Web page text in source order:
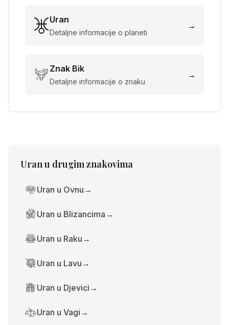
Uran
Detaljne informacije o planeti
→
Znak Bik
Detaljne informacije o znaku
→
Uranu drugim znakovima
Uran u Ovnu →
Uran u Blizancima →
Uran u Raku →
Uran u Lavu →
Uran u Djevici →
Uran u Vagi →